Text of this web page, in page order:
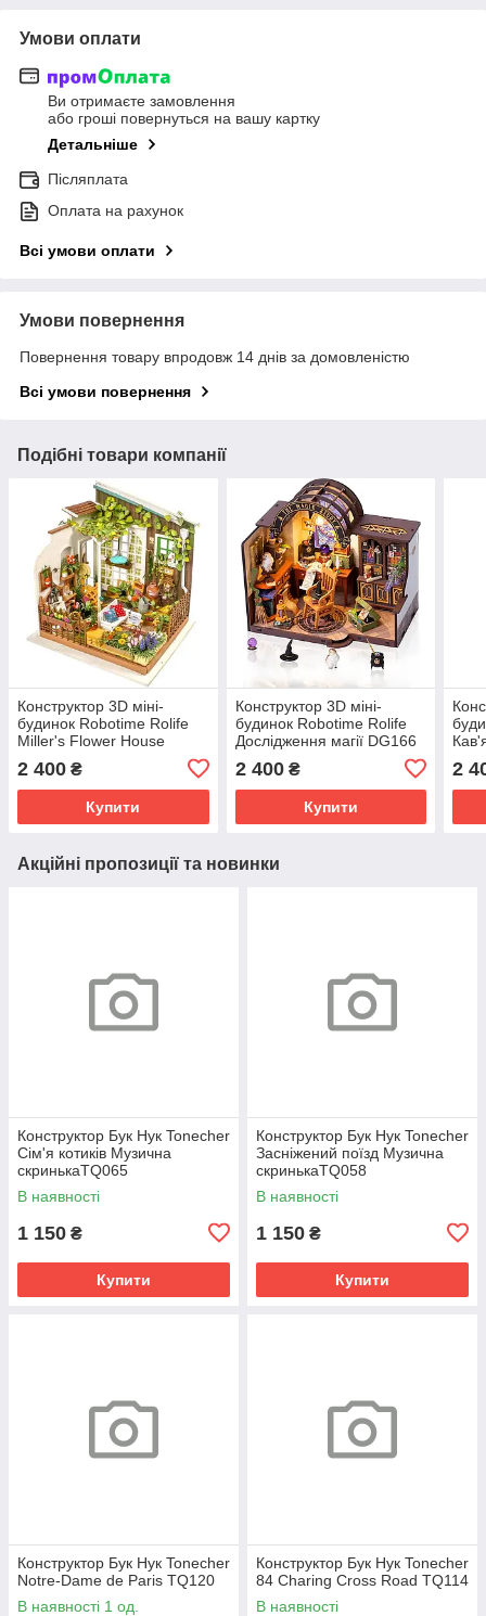
Умови оплати
Ви отримаєте замовлення
або гроші повернуться на вашу картку
Детальніше
Післяплата
Оплата на рахунок
Всі умови оплати
Умови повернення
Повернення товару впродовж 14 днів за домовленістю
Всі умови повернення
Подібні товари компанії
Конструктор 3D міні-
будинок Robotime Rolife
Miller's Flower House
2 400 ₴
Купити
Конструктор 3D міні-
будинок Robotime Rolife
Дослідження магії DG166
2 400₴
Купити
2
Акційні пропозиції та новинки
Конструктор Бук Нук Tonecher
Сім'я котиків Музична
скринькаTQ065
В наявності
1 150 ₴
Купити
Конструктор Бук Нук Tonecher
Засніжений поїзд Музична
скринькаTQ058
В наявності
1 150 ₴
Купити
Конструктор Бук Нук Tonecher
Notre-Dame de Paris TQ120
В наявності 1 од.
Конструктор Бук Нук Tonecher
84 Charing Cross Road TQ114
В наявності